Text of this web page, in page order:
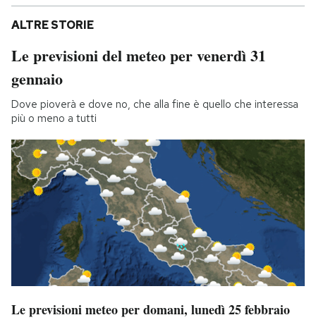
ALTRE STORIE
Le previsioni del meteo per venerdì 31
gennaio
Dove pioverà e dove no, che alla fine è quello che interessa
più o meno a tutti
Le previsioni meteo per domani, lunedì 25 febbraio